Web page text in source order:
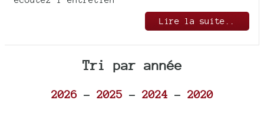
Lire la suite..
Tri par année
2026- 2025 - 2024 - 2020